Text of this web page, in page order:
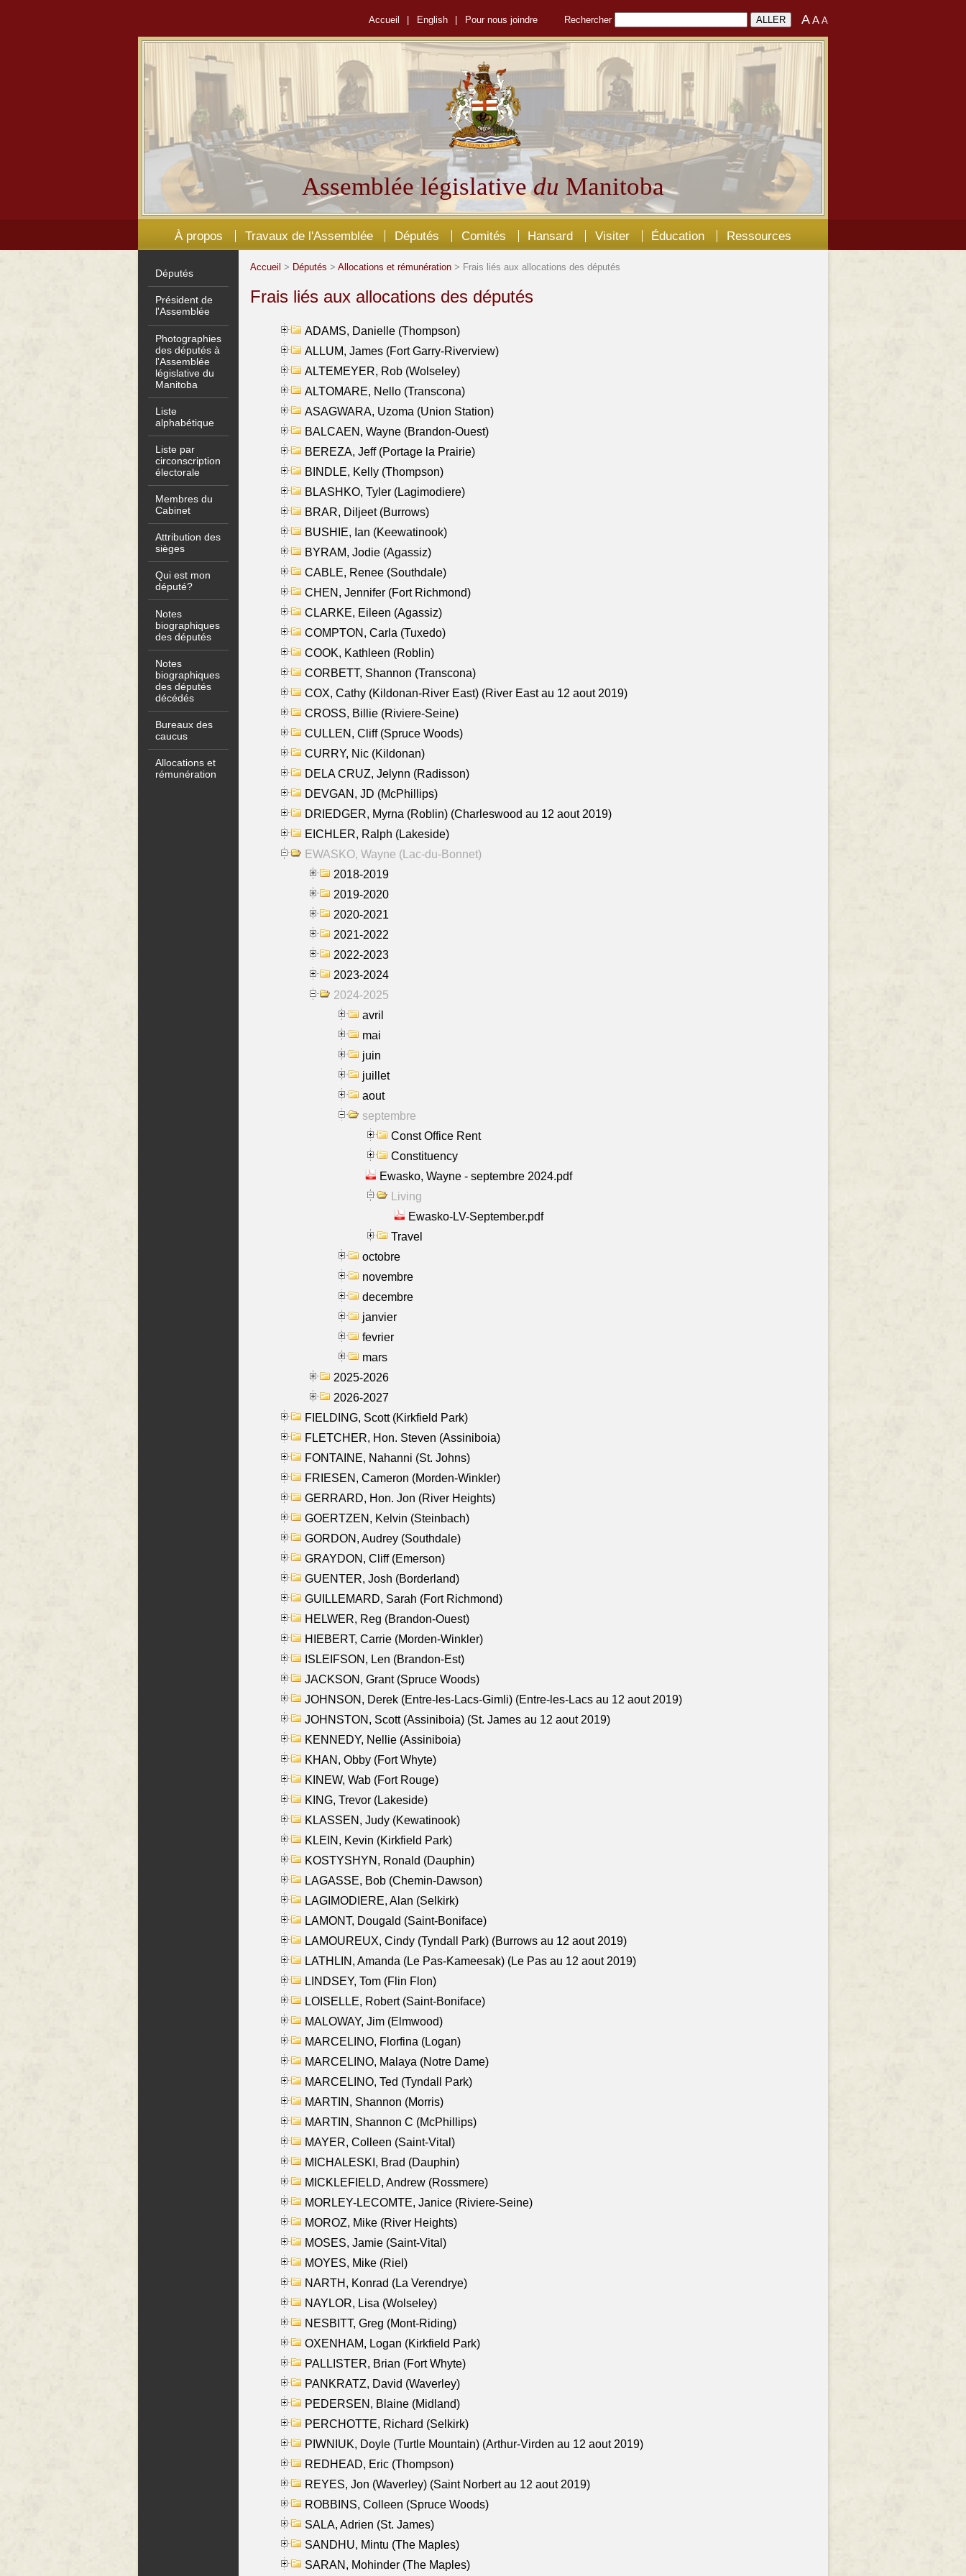
Accueil English Pour nous joindre Rechercher AA A
Assemblée législativedu Manitoba
À propos Travaux de l'Assemblée Députés Comités Hansard Visiter Éducation Ressources
Députés
Président de
l'Assemblée
Photographies
des députés à
l'Assemblée
législative du
Manitoba
Liste
alphabétique
Liste par
circonscription
électorale
Membres du
Cabinet
Attribution des
sièges
Qui est mon
député?
Notes
biographiques
des députés
Notes
biographiques
des députés
décédés
Bureaux des
caucus
Allocations et
rémunération
Accueil > Députés > Allocations et rémunération > Frais liés aux allocations des députés
Frais liés aux allocations des députés
ADAMS, Danielle (Thompson)
ALLUM, James (Fort Garry-Riverview)
ALTEMEYER, Rob (Wolseley)
ALTOMARE, Nello (Transcona)
ASAGWARA, Uzoma (Union Station)
BALCAEN, Wayne (Brandon-Ouest)
BEREZA, Jeff (Portage la Prairie)
BINDLE, Kelly (Thompson)
BLASHKO, Tyler (Lagimodiere)
BRAR, Diljeet (Burrows)
BUSHIE, Ian (Keewatinook)
BYRAM, Jodie (Agassiz)
CABLE, Renee (Southdale)
CHEN, Jennifer (Fort Richmond)
CLARKE, Eileen (Agassiz)
COMPTON, Carla (Tuxedo)
COOK, Kathleen (Roblin)
CORBETT, Shannon (Transcona)
COX, Cathy (Kildonan-River East) (River East au 12 aout 2019)
CROSS, Billie (Riviere-Seine)
CULLEN, Cliff (Spruce Woods)
CURRY, Nic (Kildonan)
DELA CRUZ, Jelynn (Radisson)
DEVGAN, JD (McPhillips)
DRIEDGER, Myrna (Roblin) (Charleswood au 12 aout 2019)
EICHLER, Ralph (Lakeside)
EWASKO, Wayne (Lac-du-Bonnet)
2018-2019
2019-2020
2020-2021
2021-2022
2022-2023
2023-2024
2024-2025
avril
mai
juin
juillet
aout
septembre
Const Office Rent
Constituency
Ewasko, Wayne - septembre 2024.pdf
Living
Ewasko-LV-September.pdf
Travel
octobre
novembre
decembre
janvier
fevrier
mars
2025-2026
2026-2027
FIELDING, Scott (Kirkfield Park)
FLETCHER, Hon. Steven (Assiniboia)
FONTAINE, Nahanni (St. Johns)
FRIESEN, Cameron (Morden-Winkler)
GERRARD, Hon. Jon (River Heights)
GOERTZEN, Kelvin (Steinbach)
GORDON, Audrey (Southdale)
GRAYDON, Cliff (Emerson)
GUENTER, Josh (Borderland)
GUILLEMARD, Sarah (Fort Richmond)
HELWER, Reg (Brandon-Ouest)
HIEBERT, Carrie (Morden-Winkler)
ISLEIFSON, Len (Brandon-Est)
JACKSON, Grant (Spruce Woods)
JOHNSON, Derek (Entre-les-Lacs-Gimli) (Entre-les-Lacs au 12 aout 2019)
JOHNSTON, Scott (Assiniboia) (St. James au 12 aout 2019)
KENNEDY, Nellie (Assiniboia)
KHAN, Obby (Fort Whyte)
KINEW, Wab (Fort Rouge)
KING, Trevor (Lakeside)
KLASSEN, Judy (Kewatinook)
KLEIN, Kevin (Kirkfield Park)
KOSTYSHYN, Ronald (Dauphin)
LAGASSE, Bob (Chemin-Dawson)
LAGIMODIERE, Alan (Selkirk)
LAMONT, Dougald (Saint-Boniface)
LAMOUREUX, Cindy (Tyndall Park) (Burrows au 12 aout 2019)
LATHLIN, Amanda (Le Pas-Kameesak) (Le Pas au 12 aout 2019)
LINDSEY, Tom (Flin Flon)
LOISELLE, Robert (Saint-Boniface)
MALOWAY, Jim (Elmwood)
MARCELINO, Florfina (Logan)
MARCELINO, Malaya (Notre Dame)
MARCELINO, Ted (Tyndall Park)
MARTIN, Shannon (Morris)
MARTIN, Shannon C (McPhillips)
MAYER, Colleen (Saint-Vital)
MICHALESKI, Brad (Dauphin)
MICKLEFIELD, Andrew (Rossmere)
MORLEY-LECOMTE, Janice (Riviere-Seine)
MOROZ, Mike (River Heights)
MOSES, Jamie (Saint-Vital)
MOYES, Mike (Riel)
NARTH, Konrad (La Verendrye)
NAYLOR, Lisa (Wolseley)
NESBITT, Greg (Mont-Riding)
OXENHAM, Logan (Kirkfield Park)
PALLISTER, Brian (Fort Whyte)
PANKRATZ, David (Waverley)
PEDERSEN, Blaine (Midland)
PERCHOTTE, Richard (Selkirk)
PIWNIUK, Doyle (Turtle Mountain) (Arthur-Virden au 12 aout 2019)
REDHEAD, Eric (Thompson)
REYES, Jon (Waverley) (Saint Norbert au 12 aout 2019)
ROBBINS, Colleen (Spruce Woods)
SALA, Adrien (St. James)
SANDHU, Mintu (The Maples)
SARAN, Mohinder (The Maples)